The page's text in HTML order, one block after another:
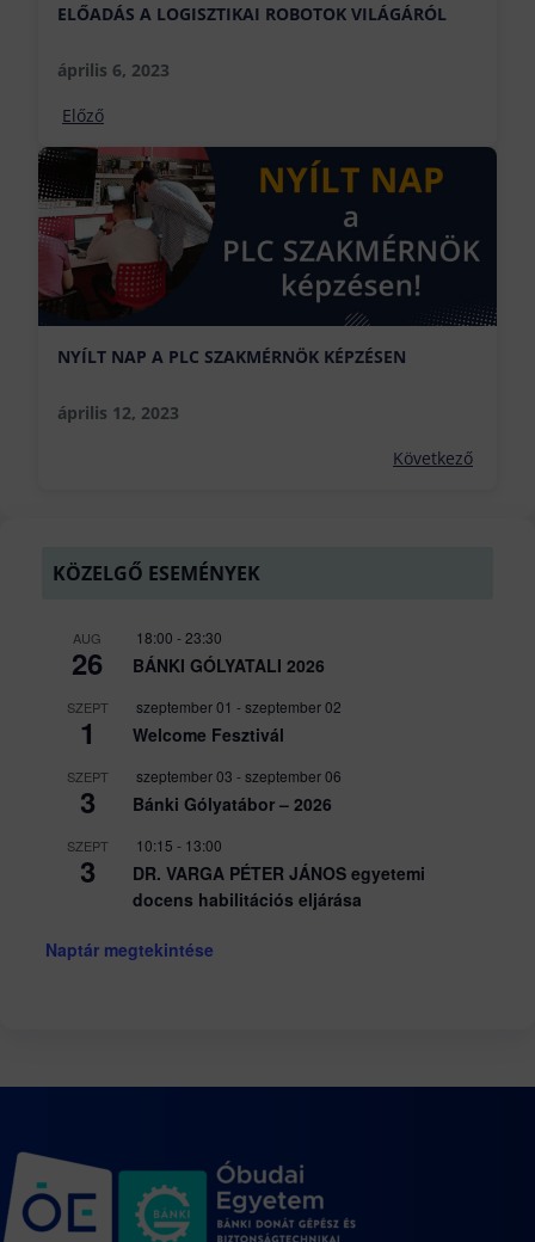
ELŐADÁS A LOGISZTIKAI ROBOTOK VILÁGÁRÓL
április 6, 2023
Előző
NYÍLT NAP A PLC SZAKMÉRNÖK KÉPZÉSEN
április 12, 2023
Következő
KÖZELGŐ ESEMÉNYEK
AUG
26
18:00 - 23:30
BÁNKI GÓLYATALI 2026
SZEPT
1
szeptember 01 -szeptember 02
Welcome Fesztivál
SZEPT
3
szeptember 03 -szeptember 06
Bánki Gólyatábor – 2026
SZEPT
3
10:15 - 13:00
DR. VARGA PÉTER JÁNOS egyetemi
docens habilitációs eljárása
Naptár megtekintése